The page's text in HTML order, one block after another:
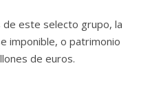
este selecto grupo, la
imponible, o patrimonio
de euros.